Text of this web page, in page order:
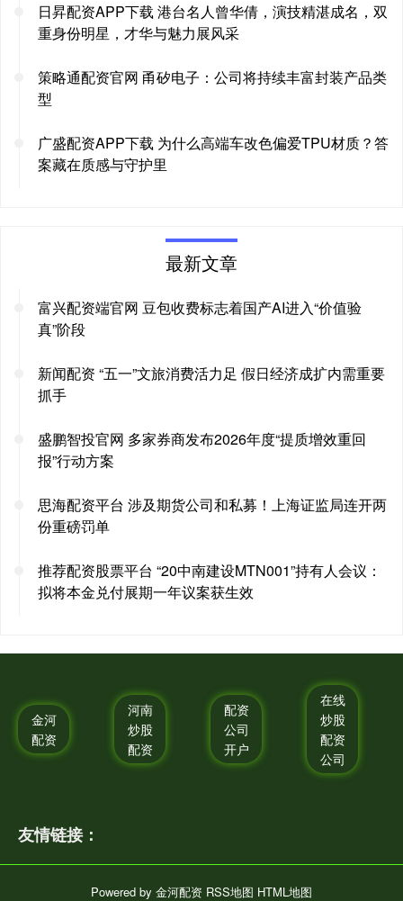
日昇配资APP下载 港台名人曾华倩，演技精湛成名，双
重身份明星，才华与魅力展风采
策略通配资官网 甬矽电子：公司将持续丰富封装产品类
型
广盛配资APP下载 为什么高端车改色偏爱TPU材质？答
案藏在质感与守护里
最新文章
富兴配资端官网 豆包收费标志着国产AI进入“价值验
真”阶段
新闻配资 “五一”文旅消费活力足 假日经济成扩内需重要
抓手
盛鹏智投官网 多家券商发布2026年度“提质增效重回
报”行动方案
思海配资平台 涉及期货公司和私募！上海证监局连开两
份重磅罚单
推荐配资股票平台 “20中南建设MTN001”持有人会议：
拟将本金兑付展期一年议案获生效
金河
配资
河南
炒股
配资
配资
公司
开户
在线
炒股
配资
公司
友情链接：
Powered by 金河配资 RSS地图 HTML地图